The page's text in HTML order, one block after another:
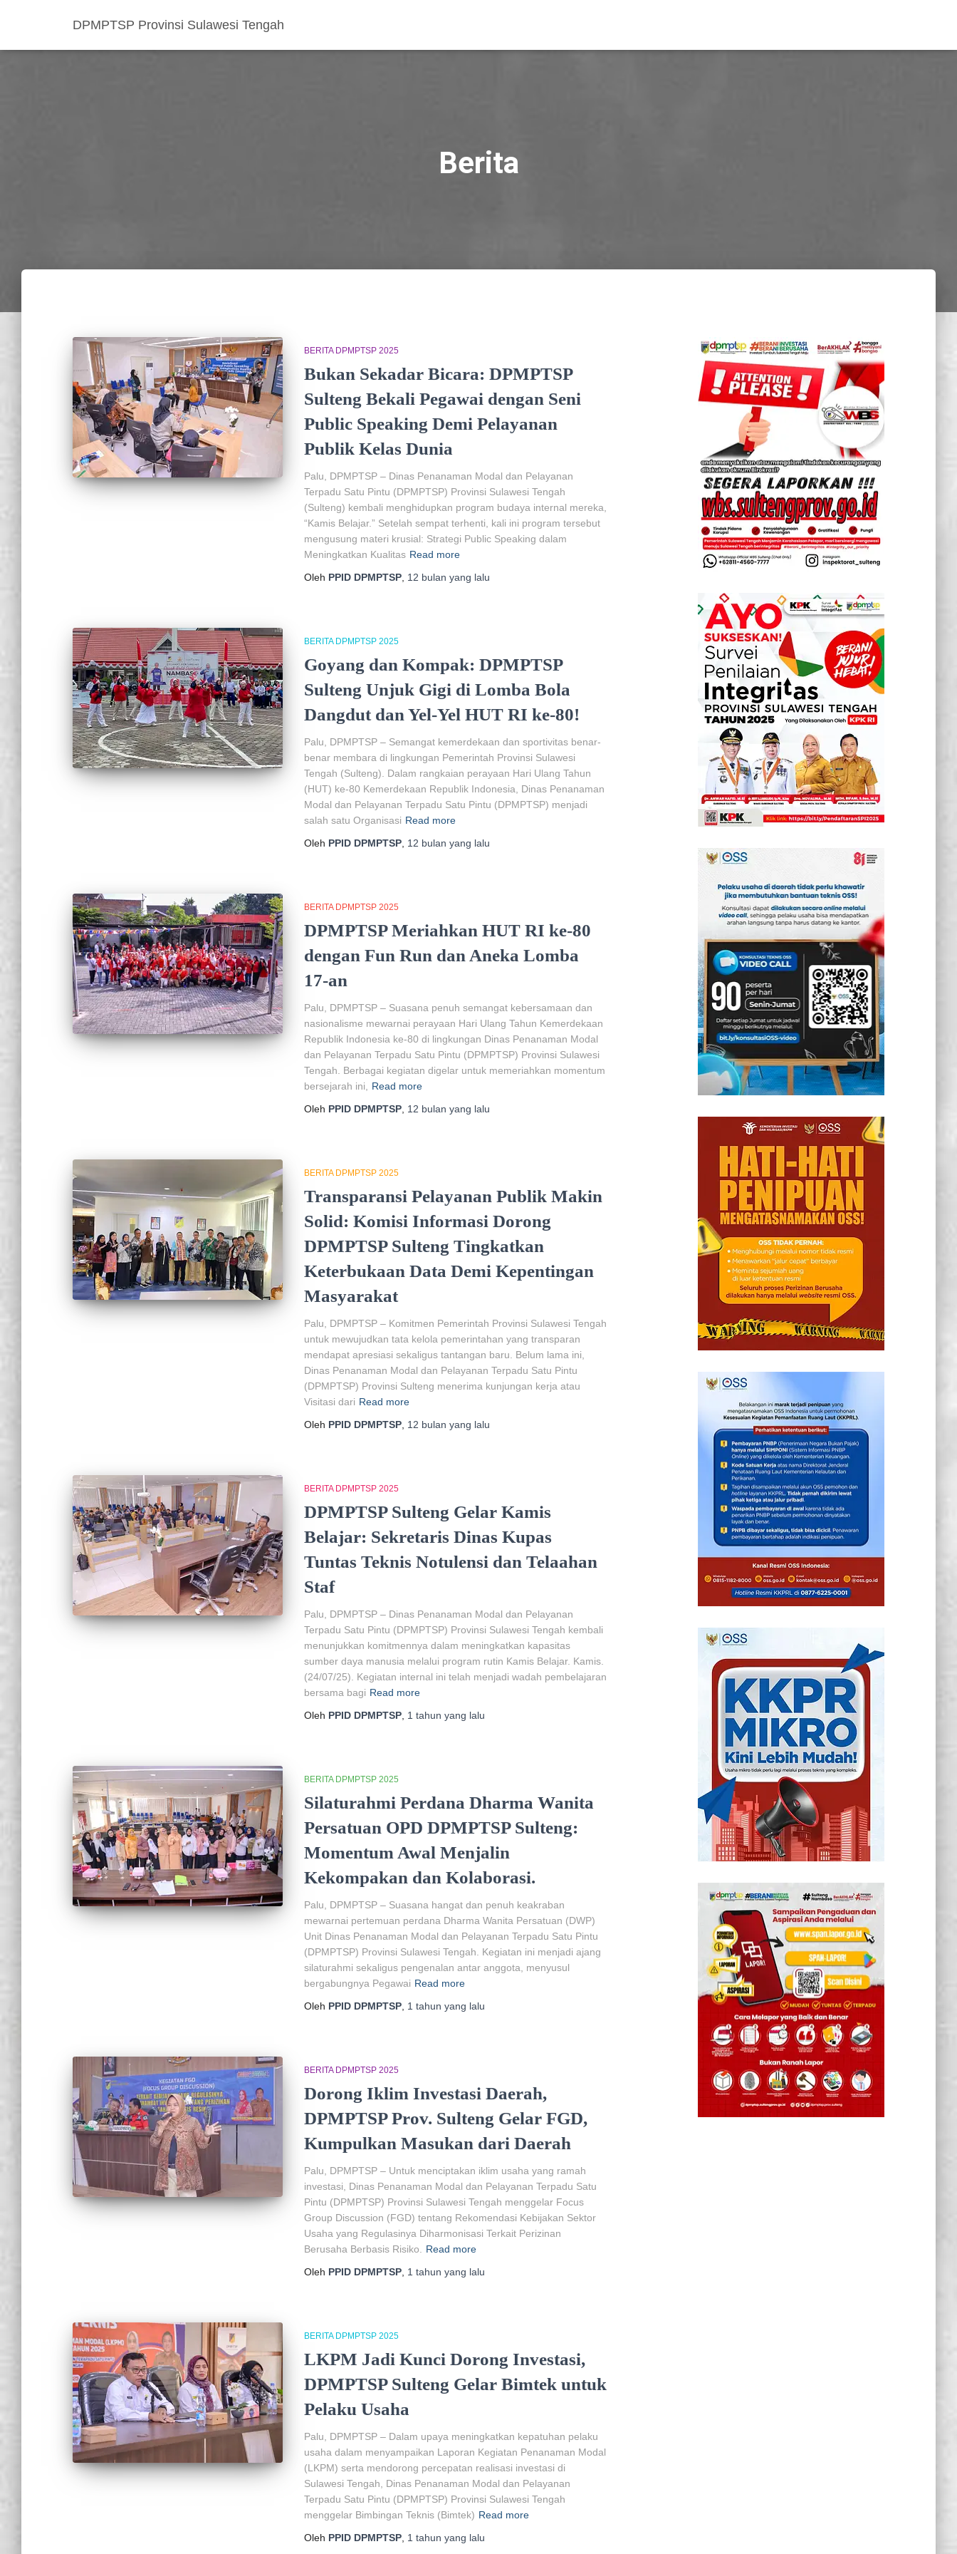
DPMPTSP Provinsi Sulawesi Tengah
Berita
BERITA DPMPTSP 2025
Bukan Sekadar Bicara: DPMPTSP
Sulteng Bekali Pegawai dengan Seni
Public Speaking Demi Pelayanan
Publik Kelas Dunia
Palu, DPMPTSP – Dinas Penanaman Modal dan Pelayanan
Terpadu Satu Pintu (DPMPTSP) Provinsi Sulawesi Tengah
(Sulteng) kembali menghidupkan program budaya internal mereka,
“Kamis Belajar.” Setelah sempat terhenti, kali ini program tersebut
mengusung materi krusial: Strategi Public Speaking dalam
Meningkatkan Kualitas Read more
Oleh PPID DPMPTSP 12 bulan yang lalu
BERITA DPMPTSP 2025
Goyang dan Kompak: DPMPTSP
Sulteng Unjuk Gigi di Lomba Bola
Dangdut dan Yel-Yel HUT RI ke-80!
Palu, DPMPTSP – Semangat kemerdekaan dan sportivitas benar-
benar membara di lingkungan Pemerintah Provinsi Sulawesi
Tengah (Sulteng). Dalam rangkaian perayaan Hari Ulang Tahun
(HUT) ke-80 Kemerdekaan Republik Indonesia, Dinas Penanaman
Modal dan Pelayanan Terpadu Satu Pintu (DPMPTSP) menjadi
salah satu Organisasi Read more
Oleh PPID DPMPTSP 12 bulan yang lalu
BERITA DPMPTSP 2025
DPMPTSP Meriahkan HUT RI ke-80
dengan Fun Run dan Aneka Lomba
17-an
Palu, DPMPTSP – Suasana penuh semangat kebersamaan dan
nasionalisme mewarnai perayaan Hari Ulang Tahun Kemerdekaan
Republik Indonesia ke-80 di lingkungan Dinas Penanaman Modal
dan Pelayanan Terpadu Satu Pintu (DPMPTSP) Provinsi Sulawesi
Tengah. Berbagai kegiatan digelar untuk memeriahkan momentum
bersejarah ini,
Read more
Oleh PPID DPMPTSP 12 bulan yang lalu
BERITA DPMPTSP 2025
Transparansi Pelayanan Publik Makin
Solid: Komisi Informasi Dorong
DPMPTSP Sulteng Tingkatkan
Keterbukaan Data Demi Kepentingan
Masyarakat
Palu, DPMPTSP – Komitmen Pemerintah Provinsi Sulawesi Tengah
untuk mewujudkan tata kelola pemerintahan yang transparan
mendapat apresiasi sekaligus tantangan baru. Belum lama ini,
Dinas Penanaman Modal dan Pelayanan Terpadu Satu Pintu
(DPMPTSP) Provinsi Sulteng menerima kunjungan kerja atau
Visitasi dari Read more
Oleh PPID DPMPTSP 12 bulan yang lalu
BERITA DPMPTSP 2025
DPMPTSP Sulteng Gelar Kamis
Belajar: Sekretaris Dinas Kupas
Tuntas Teknis Notulensi dan Telaahan
Staf
Palu, DPMPTSP – Dinas Penanaman Modal dan Pelayanan
Terpadu Satu Pintu (DPMPTSP) Provinsi Sulawesi Tengah kembali
menunjukkan komitmennya dalam meningkatkan kapasitas
sumber daya manusia melalui program rutin Kamis Belajar. Kamis.
(24/07/25). Kegiatan internal ini telah menjadi wadah pembelajaran
bersama bagi Read more
Oleh PPID DPMPTSP 1 tahun yang lalu
BERITA DPMPTSP 2025
Silaturahmi Perdana Dharma Wanita
Persatuan OPD DPMPTSP Sulteng:
Momentum Awal Menjalin
Kekompakan dan Kolaborasi.
Palu, DPMPTSP – Suasana hangat dan penuh keakraban
mewarnai pertemuan perdana Dharma Wanita Persatuan (DWP)
Unit Dinas Penanaman Modal dan Pelayanan Terpadu Satu Pintu
(DPMPTSP) Provinsi Sulawesi Tengah. Kegiatan ini menjadi ajang
silaturahmi sekaligus pengenalan antar anggota, menyusul
bergabungnya Pegawai Read more
Oleh PPID DPMPTSP 1 tahun yang lalu
BERITA DPMPTSP 2025
Dorong Iklim Investasi Daerah,
DPMPTSP Prov. Sulteng Gelar FGD,
Kumpulkan Masukan dari Daerah
Palu, DPMPTSP – Untuk menciptakan iklim usaha yang ramah
investasi, Dinas Penanaman Modal dan Pelayanan Terpadu Satu
Pintu (DPMPTSP) Provinsi Sulawesi Tengah menggelar Focus
Group Discussion (FGD) tentang Rekomendasi Kebijakan Sektor
Usaha yang Regulasinya Diharmonisasi Terkait Perizinan
Berusaha Berbasis Risiko.
Read more
Oleh PPID DPMPTSP 1 tahun yang lalu
BERITA DPMPTSP 2025
LKPM Jadi Kunci Dorong Investasi,
DPMPTSP Sulteng Gelar Bimtek untuk
Pelaku Usaha
Palu, DPMPTSP – Dalam upaya meningkatkan kepatuhan pelaku
usaha dalam menyampaikan Laporan Kegiatan Penanaman Modal
(LKPM) serta mendorong percepatan realisasi investasi di
Sulawesi Tengah, Dinas Penanaman Modal dan Pelayanan
Terpadu Satu Pintu (DPMPTSP) Provinsi Sulawesi Tengah
menggelar Bimbingan Teknis (Bimtek) Read more
Oleh PPID DPMPTSP 1 tahun yang lalu